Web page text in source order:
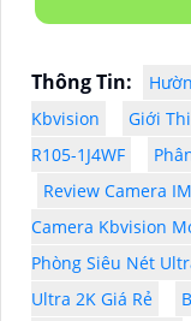
Thông Tin:
Kbvision
Giới
R105-1J4WF
Review Camera
Camera Kbvision
Phòng Siêu Nét
Ultra 2K Giá Rẻ